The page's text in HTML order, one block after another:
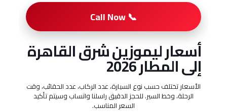
📞 Call Now
أسعار ليموزين شرق القاهرة
إلى المطار 2026
الأسعار تختلف حسب نوع السيارة، عدد الركاب، عدد الحقائب، وقت
الرحلة، وخط السير. للحجز الدقيق راسلنا واتساب وسيتم تأكيد
السعر المناسب.